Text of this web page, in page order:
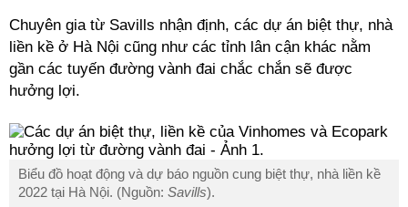
Chuyên gia từ Savills nhận định, các dự án biệt thự, nhà
liền kề ở Hà Nội cũng như các tỉnh lân cận khác nằm
gần các tuyến đường vành đai chắc chắn sẽ được
hưởng lợi.
Biểu đồ hoạt động và dự báo nguồn cung biệt thự, nhà liền kề
2022 tại Hà Nội. (Nguồn: Savills).